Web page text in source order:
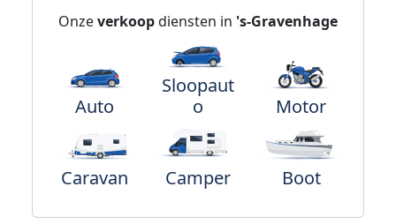
Onzeverkoopdiensten in 's-Gravenhage
Auto
Sloopaut
o
Motor
Caravan Camper Boot